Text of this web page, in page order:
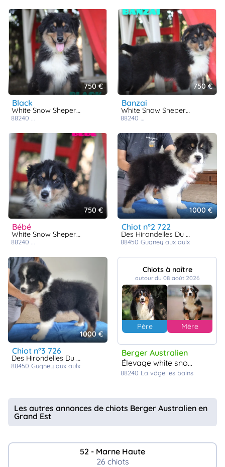
750 €
black
White Snow Sheperds
88240
750 €
banzai
White Snow Sheperds
88240
750 €
bébé
White Snow Sheperds
88240
1000 €
chiot n°2 722
Des Hirondelles Du Voyage
88450 gugney aux aulx
1000 €
chiot n°3 726
Des Hirondelles Du Voyage
88450 gugney aux aulx
Chiots à naître
autour du 08 août 2026
Père Mère
Berger Australien
élevage white snow sheperds
88240 La vôge les bains
Les autres annonces de chiots Berger Australien en
Grand Est
52 - Marne Haute
26 chiots